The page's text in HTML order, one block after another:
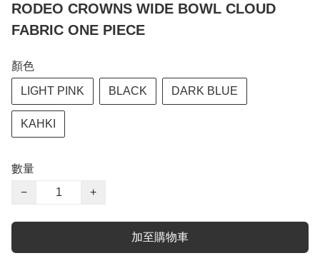
RODEO CROWNS WIDE BOWL CLOUD
FABRIC ONE PIECE
顏色
LIGHT PINK BLACK DARK BLUE
KAHKI
數量
−
+
加至購物車